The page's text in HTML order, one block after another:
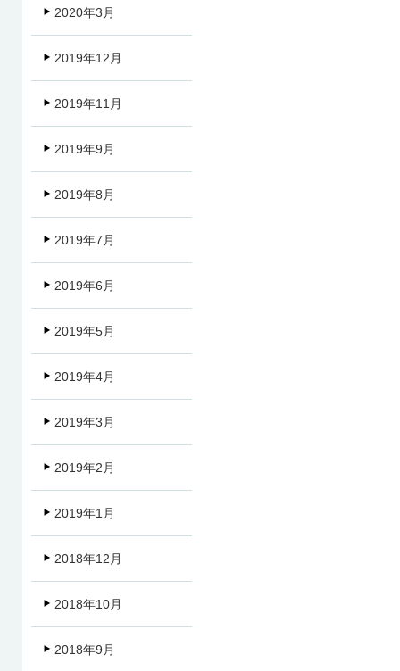
2020年3月
2019年12月
2019年11月
2019年9月
2019年8月
2019年7月
2019年6月
2019年5月
2019年4月
2019年3月
2019年2月
2019年1月
2018年12月
2018年10月
2018年9月